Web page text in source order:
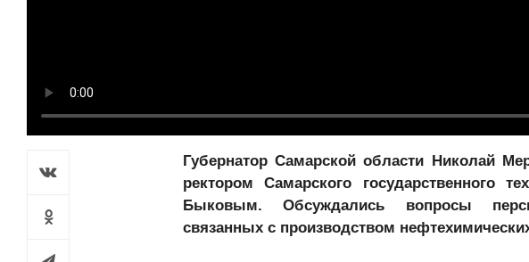
Губернатор Самарской области Николай
ректором Самарского государственного
Быковым. Обсуждались вопросы
связанных с производством